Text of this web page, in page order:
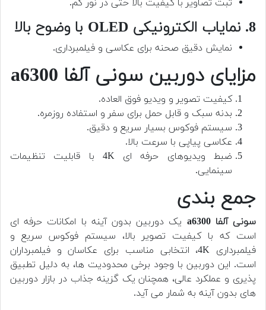
ثبت تصاویر با کیفیت بالا حتی در نور کم.
8. نمایاب الکترونیکی OLED با وضوح بالا
نمایش دقیق صحنه برای عکاسی و فیلمبرداری.
مزایای دوربین سونی آلفا a6300
کیفیت تصویر و ویدیو فوق العاده.
بدنه سبک و قابل حمل برای سفر و استفاده روزمره.
سیستم فوکوس بسیار سریع و دقیق.
عکاسی پیاپی با سرعت بالا.
ضبط ویدیوهای حرفه ای 4K با قابلیت تنظیمات
سینمایی.
جمع بندی
سونی آلفا a6300
یک دوربین بدون آینه با امکانات حرفه ای
است که با کیفیت تصویر بالا، سیستم فوکوس سریع و
فیلمبرداری 4K، انتخابی مناسب برای عکاسان و فیلمبرداران
است. این دوربین با وجود برخی محدودیت ها، به دلیل تطبیق
پذیری و عملکرد عالی، همچنان یک گزینه جذاب در بازار دوربین
های بدون آینه به شمار می آید.